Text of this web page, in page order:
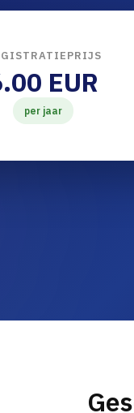
EUR
per jaar